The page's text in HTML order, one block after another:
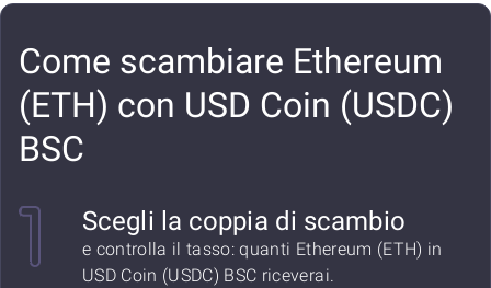
Come scambiare Ethereum
(ETH) con USD Coin (USDC)
BSC
Scegli la coppia di scambio
e controlla il tasso: quanti Ethereum (ETH) in
USD Coin (USDC) BSC riceverai.